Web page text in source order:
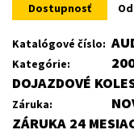
168 €.
Dostupnosť
Katalógové číslo:
Kategórie:
DOJAZDOVÉ
Záruka:
ZÁRUKA 24